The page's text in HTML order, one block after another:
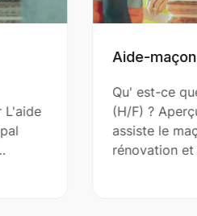
de : Aide-maçon
L'aide-maçon
la construction, la
de…